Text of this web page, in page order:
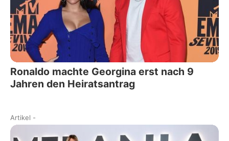
Ronaldo machte Georgina erst nach 9
Jahren den Heiratsantrag
Artikel -